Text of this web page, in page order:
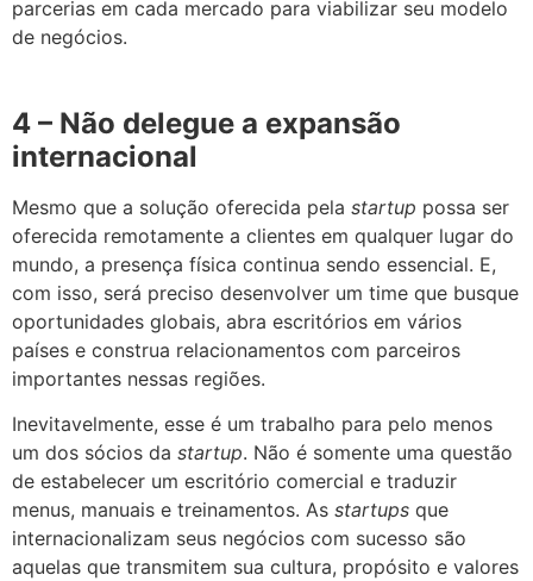
parcerias em cada mercado para viabilizar seu modelo
de negócios.
4 – Não delegue a expansão
internacional
Mesmo que a solução oferecida pela startup possa ser
oferecida remotamente a clientes em qualquer lugar do
mundo, a presença física continua sendo essencial. E,
com isso, será preciso desenvolver um time que busque
oportunidades globais, abra escritórios em vários
países e construa relacionamentos com parceiros
importantes nessas regiões.
Inevitavelmente, esse é um trabalho para pelo menos
um dos sócios da startup. Não é somente uma questão
de estabelecer um escritório comercial e traduzir
menus, manuais e treinamentos. As startups que
internacionalizam seus negócios com sucesso são
aquelas que transmitem sua cultura, propósito e valores